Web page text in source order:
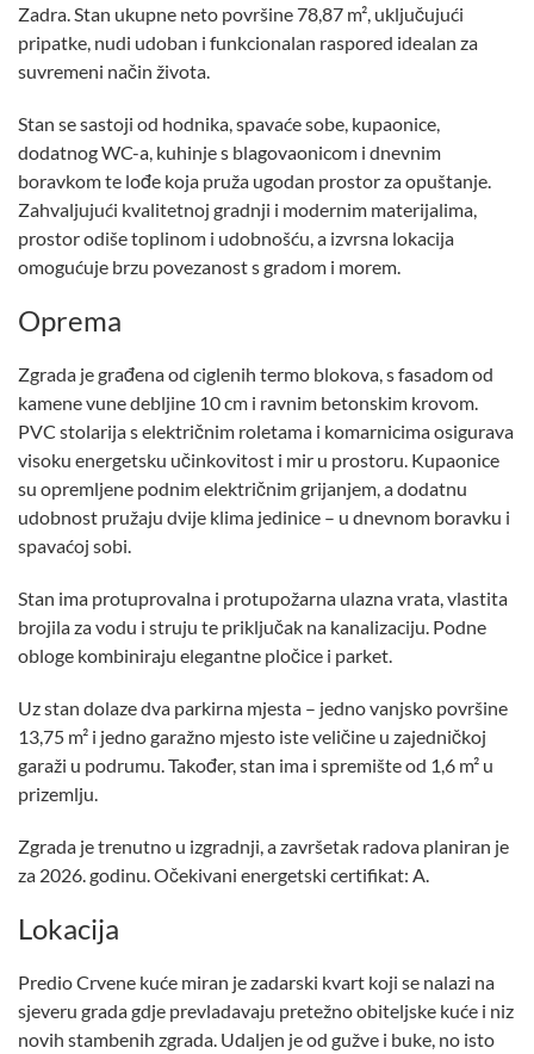
Zadra. Stan ukupne neto površine 78,87 m², uključujući
pripatke, nudi udoban i funkcionalan raspored idealan za
suvremeni način života.
Stan se sastoji od hodnika, spavaće sobe, kupaonice,
dodatnog WC-a, kuhinje s blagovaonicom i dnevnim
boravkom te lođe koja pruža ugodan prostor za opuštanje.
Zahvaljujući kvalitetnoj gradnji i modernim materijalima,
prostor odiše toplinom i udobnošću, a izvrsna lokacija
omogućuje brzu povezanost s gradom i morem.
Oprema
Zgrada je građena od ciglenih termo blokova, s fasadom od
kamene vune debljine 10 cm i ravnim betonskim krovom.
PVC stolarija s električnim roletama i komarnicima osigurava
visoku energetsku učinkovitost i mir u prostoru. Kupaonice
su opremljene podnim električnim grijanjem, a dodatnu
udobnost pružaju dvije klima jedinice – u dnevnom boravku i
spavaćoj sobi.
Stan ima protuprovalna i protupožarna ulazna vrata, vlastita
brojila za vodu i struju te priključak na kanalizaciju. Podne
obloge kombiniraju elegantne pločice i parket.
Uz stan dolaze dva parkirna mjesta – jedno vanjsko površine
13,75 m² i jedno garažno mjesto iste veličine u zajedničkoj
garaži u podrumu. Također, stan ima i spremište od 1,6 m² u
prizemlju.
Zgrada je trenutno u izgradnji, a završetak radova planiran je
za 2026. godinu. Očekivani energetski certifikat: A.
Lokacija
Predio Crvene kuće miran je zadarski kvart koji se nalazi na
sjeveru grada gdje prevladavaju pretežno obiteljske kuće i niz
novih stambenih zgrada. Udaljen je od gužve i buke, no isto